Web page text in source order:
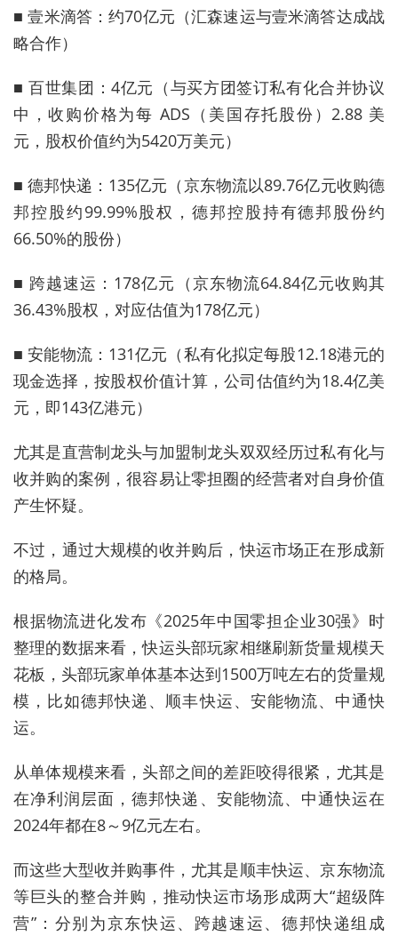
■ 壹米滴答：约70亿元（汇森速运与壹米滴答达成战
略合作）
■ 百世集团：4亿元（与买方团签订私有化合并协议
中，收购价格为每 ADS（美国存托股份）2.88 美
元，股权价值约为5420万美元）
■ 德邦快递：135亿元（京东物流以89.76亿元收购德
邦控股约99.99%股权，德邦控股持有德邦股份约
66.50%的股份）
■ 跨越速运：178亿元（京东物流64.84亿元收购其
36.43%股权，对应估值为178亿元）
■ 安能物流：131亿元（私有化拟定每股12.18港元的
现金选择，按股权价值计算，公司估值约为18.4亿美
元，即143亿港元）
尤其是直营制龙头与加盟制龙头双双经历过私有化与
收并购的案例，很容易让零担圈的经营者对自身价值
产生怀疑。
不过，通过大规模的收并购后，快运市场正在形成新
的格局。
根据物流进化发布《2025年中国零担企业30强》时
整理的数据来看，快运头部玩家相继刷新货量规模天
花板，头部玩家单体基本达到1500万吨左右的货量规
模，比如德邦快递、顺丰快运、安能物流、中通快
运。
从单体规模来看，头部之间的差距咬得很紧，尤其是
在净利润层面，德邦快递、安能物流、中通快运在
2024年都在8～9亿元左右。
而这些大型收并购事件，尤其是顺丰快运、京东物流
等巨头的整合并购，推动快运市场形成两大“超级阵
营”：分别为京东快运、跨越速运、德邦快递组成